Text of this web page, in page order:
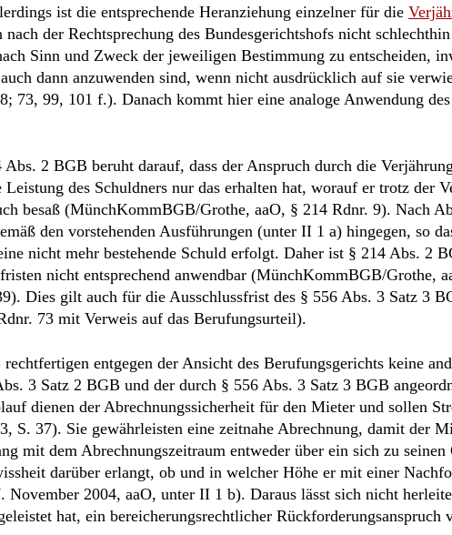
ist die entsprechende Heranziehung einzelner für die
der Rechtsprechung des Bundesgerichtshofs nicht schlechthin
Sinn und Zweck der jeweiligen Bestimmung zu entscheiden,
dann anzuwenden sind, wenn nicht ausdrücklich auf sie
73, 99, 101 f.). Danach kommt hier eine analoge Anwendung
2 BGB beruht darauf, dass der Anspruch durch die
des Schuldners nur das erhalten hat, worauf er trotz der
besaß (MünchKommBGB/Grothe, aaO, § 214 Rdnr. 9). Nach
den vorstehenden Ausführungen (unter II 1 a) hingegen, so
nicht mehr bestehende Schuld erfolgt. Daher ist § 214 Abs. 2
nicht entsprechend anwendbar (MünchKommBGB/Grothe,
Dies gilt auch für die Ausschlussfrist des § 556 Abs. 3 Satz 3
73 mit Verweis auf das Berufungsurteil).
entgegen der Ansicht des Berufungsgerichts keine
3 Satz 2 BGB und der durch § 556 Abs. 3 Satz 3 BGB
dienen der Abrechnungssicherheit für den Mieter und sollen
S. 37). Sie gewährleisten eine zeitnahe Abrechnung, damit der
mit dem Abrechnungszeitraum entweder über ein sich zu seinen
darüber erlangt, ob und in welcher Höhe er mit einer
November 2004, aaO, unter II 1 b). Daraus lässt sich nicht
hat, ein bereicherungsrechtlicher Rückforderungsanspruch